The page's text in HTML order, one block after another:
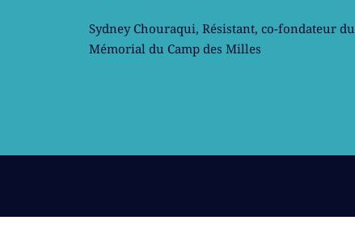
Sydney Chouraqui, Résistant, co-fondateur du
Mémorial du Camp des Milles